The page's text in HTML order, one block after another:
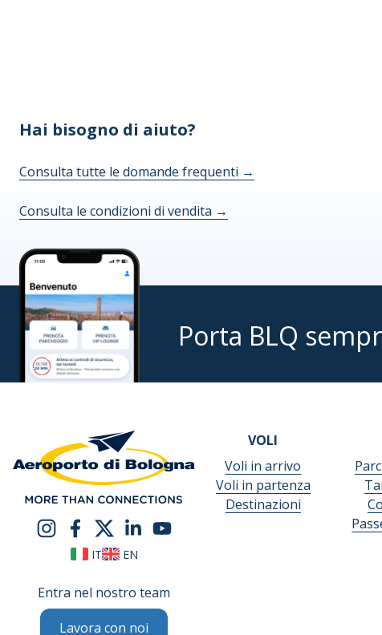
Hai bisogno di aiuto?
Consulta tutte le domande frequenti →
Consulta le condizioni di vendita →
Porta BLQ
IT EN
Entra nel nostro team
Lavora con noi
VOLI
Voli in arrivo
Voli in partenza
Destinazioni